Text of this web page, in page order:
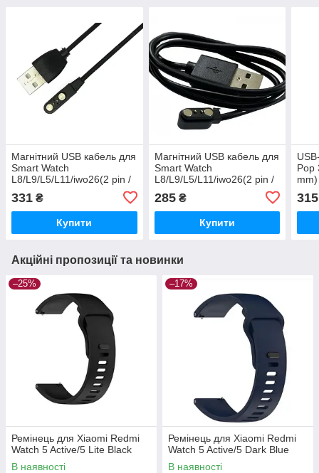
Магнітний USB кабель для
Smart Watch
L8/L9/L5/L11/iwo26(2 pin /
331 ₴
Купити
Магнітний USB кабель для
Smart Watch
L8/L9/L5/L11/iwo26(2 pin /
285₴
Купити
Pop
315
Акційні пропозиції та новинки
–25%
Ремінець для Xiaomi Redmi
Watch 5 Active/5 Lite Black
В наявності
–17%
Ремінець для Xiaomi Redmi
Watch 5 Active/5 Dark Blue
В наявності